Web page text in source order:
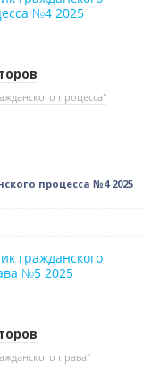
процесса"
процесса №4 2025
права"